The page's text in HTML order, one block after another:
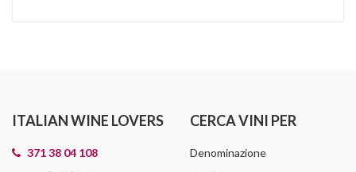
ITALIAN WINE LOVERS
371 38 04 108
CERCA VINI PER
Denominazione